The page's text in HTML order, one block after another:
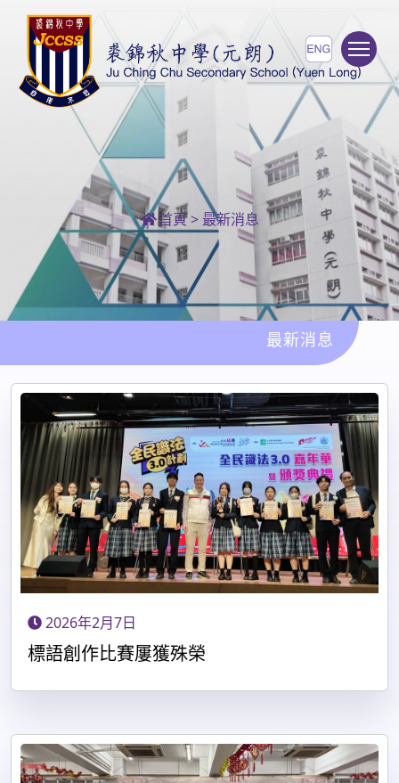
首頁 > 最新消息
最新消息
2026年2月7日
標語創作比賽屢獲殊榮